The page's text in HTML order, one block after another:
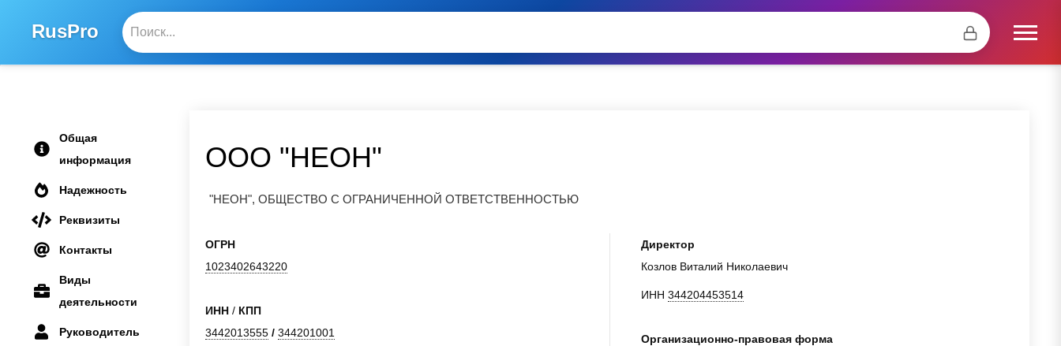
RusPro
Общая
информация
Надежность
Реквизиты
Контакты
Виды
деятельности
Руководитель
ООО "НЕОН"
"НЕОН", ОБЩЕСТВО С ОГРАНИЧЕННОЙ ОТВЕТСТВЕННОСТЬЮ
ОГРН
1023402643220
ИНН / КПП
3442013555 / 344201001
Директор
Козлов Виталий Николаевич
ИНН 344204453514
Организационно-правовая форма